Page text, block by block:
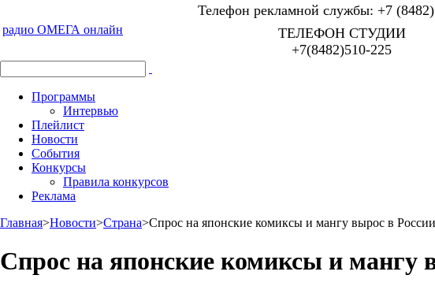
радио ОМЕГА онлайн
Телефон рекламной службы: +7
ТЕЛЕФОН СТУДИИ
+7(8482)510-225
Программы
Интервью
Плейлист
Новости
События
Конкурсы
Правила конкурсов
Реклама
Главная>Новости>Страна>Спрос на японские комиксы и мангу вырос в России
Спрос на японские комиксы и мангу